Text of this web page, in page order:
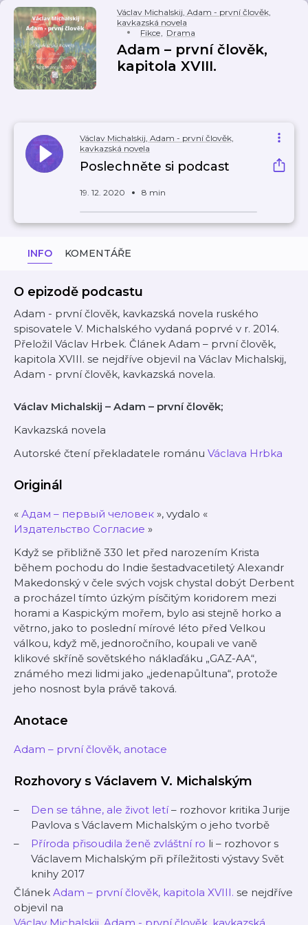
Václav Michalskij, Adam - první člověk,
kavkazská novela
Fikce, Drama
Adam – první člověk,
kapitola XVIII.
Václav Michalskij, Adam - první člověk,
kavkazská novela
Poslechněte si podcast
19. 12. 2020 8 min
INFO KOMENTÁŘE
O epizodě podcastu
Adam - první člověk, kavkazská novela ruského
spisovatele V. Michalského vydaná poprvé v r. 2014.
Přeložil Václav Hrbek. Článek Adam – první člověk,
kapitola XVIII. se nejdříve objevil na Václav Michalskij,
Adam - první člověk, kavkazská novela.
Václav Michalskij – Adam – první člověk;
Kavkazská novela
Autorské čtení překladatele románu Václava Hrbka
Originál
« Адам – первый человек », vydalo «
Издательство Согласие »
Když se přibližně 330 let před narozením Krista
během pochodu do Indie šestadvacetiletý Alexandr
Makedonský v čele svých vojsk chystal dobýt Derbent
a procházel tímto úzkým písčitým koridorem mezi
horami a Kaspickým mořem, bylo asi stejně horko a
větrno, jako to poslední mírové léto před Velkou
válkou, když mě, jednoročního, koupali ve vaně
klikové skříně sovětského náklaďáku „GAZ-AA“,
známého mezi lidmi jako „jedenapůltuna“, protože
jeho nosnost byla právě taková.
Anotace
Adam – první člověk, anotace
Rozhovory s Václavem V. Michalským
Den se táhne, ale život letí– rozhovor kritika Jurije
Pavlova s Václavem Michalským o jeho tvorbě
Příroda přisoudila ženě zvláštní ro li – rozhovor s
Václavem Michalským při příležitosti výstavy Svět
knihy 2017
Článek Adam – první člověk, kapitola XVIII. se nejdříve
objevil na